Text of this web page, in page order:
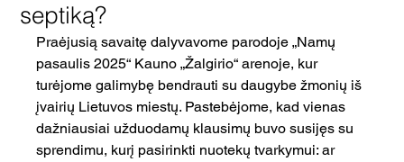
septiką?
Praėjusią savaitę dalyvavome parodoje „Namų
pasaulis 2025“ Kauno „Žalgirio“ arenoje, kur
turėjome galimybę bendrauti su daugybe žmonių iš
įvairių Lietuvos miestų. Pastebėjome, kad vienas
dažniausiai užduodamų klausimų buvo susijęs su
sprendimu, kurį pasirinkti nuotekų tvarkymui: ar